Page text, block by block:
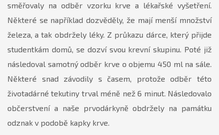
směřovaly na odběr vzorku krve a lékařské vyšetření.
Některé se například dozvěděly, že mají menší množství
železa, a tak obdržely léky. Z průkazu dárce, který přijde
studentkám domů, se dozví svou krevní skupinu. Poté již
následoval samotný odběr krve o objemu 450 ml na sále.
Některé snad závodily s časem, protože odběr této
životadárné tekutiny trval méně než 6 minut. Následovalo
občerstvení a naše prvodárkyně obdržely na památku
odznak v podobě kapky krve.